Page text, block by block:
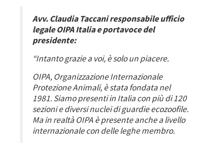
Avv. Claudia Taccani responsabile ufficio
legale OIPA Italia e portavoce del
presidente:
“Intanto grazie a voi, è solo un piacere.
OIPA, Organizzazione Internazionale
Protezione Animali, è stata fondata nel
1981. Siamo presenti in Italia con più di 120
sezioni e diversi nuclei di guardie ecozoofile.
Ma in realtà OIPA è presente anche a livello
internazionale con delle leghe membro.